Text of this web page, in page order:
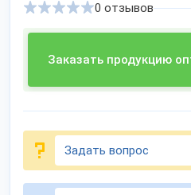
Заказать продукцию
0 отзывов
Задать вопрос